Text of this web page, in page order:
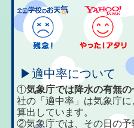
▶適中率について
①気象庁では降水の有無
社の「適中率」は気象庁
算出しています。
②気象庁では、その日の予